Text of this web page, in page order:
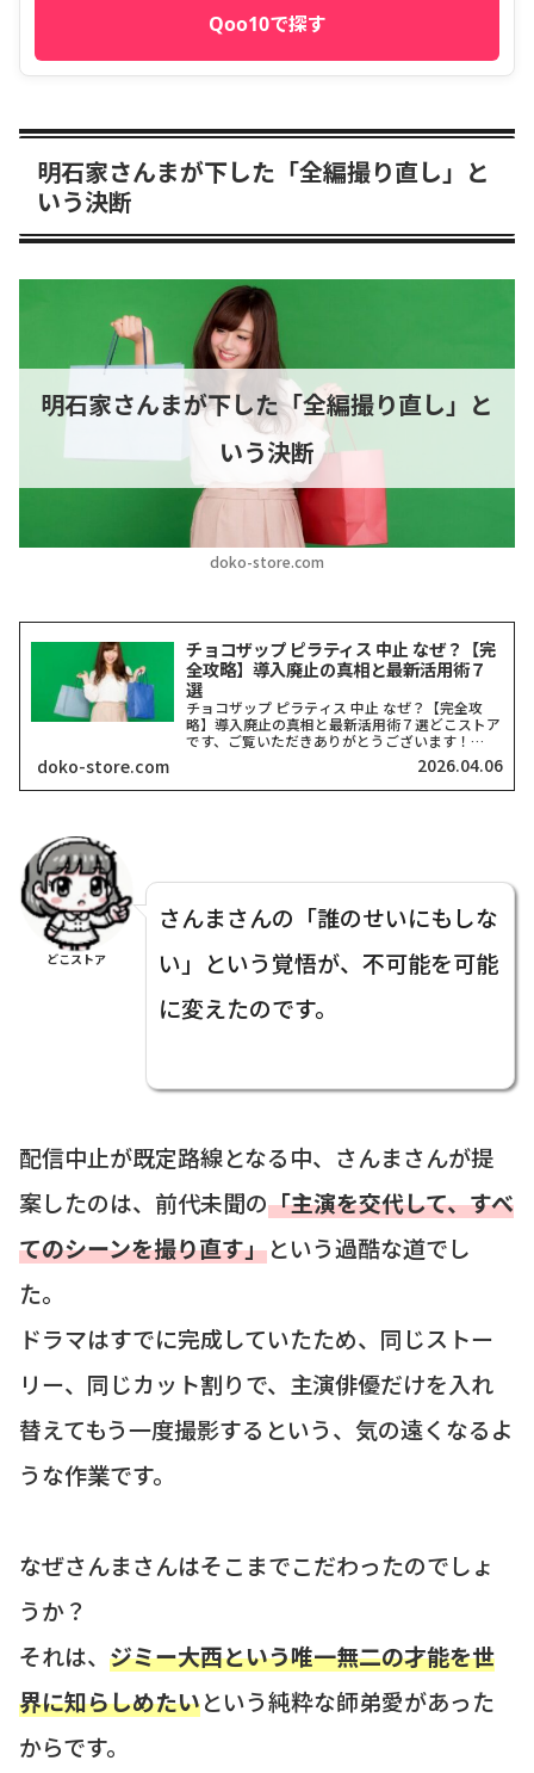
Qoo10で探す
明石家さんまが下した「全編撮り直し」と
いう決断
doko-store.com
明石家さんまが下した「全編撮り直し」と
いう決断
チョコザップ ピラティス 中止 なぜ？【完
全攻略】導入廃止の真相と最新活用術７
選
チョコザップ ピラティス 中止 なぜ？【完全攻
略】導入廃止の真相と最新活用術７選どこストア
です、ご覧いただきありがとうございます！
2026年に入り、チョコザップのサービスはさら
に多様化していますが、「楽しみにしていたピラ
ティスが急に中止にな...
doko-store.com 2026.04.06
どこストア
さんまさんの「誰のせいにもしな
い」という覚悟が、不可能を可能
に変えたのです。
配信中止が既定路線となる中、さんまさんが提
案したのは、前代未聞の「主演を交代して、すべ
てのシーンを撮り直す」という過酷な道でし
た。
ドラマはすでに完成していたため、同じストー
リー、同じカット割りで、主演俳優だけを入れ
替えてもう一度撮影するという、気の遠くなるよ
うな作業です。
なぜさんまさんはそこまでこだわったのでしょ
うか？
それは、 ジミー大西という唯一無二の才能を世
界に知らしめたいという純粋な師弟愛があった
からです。